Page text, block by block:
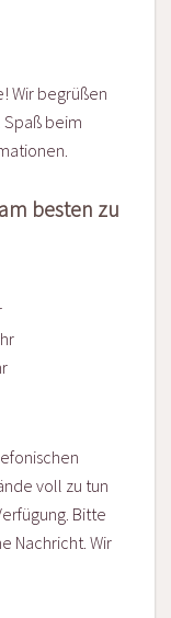
Wir begrüßen
Spaß beim
besten zu
voll zu tun
Bitte
Nachricht. Wir